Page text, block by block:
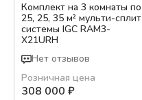
Комплект на 3 комнаты по
25, 25, 35 м² мульти-сплит
системы IGC RAM3-
X21URH
Нет отзывов
Розничная цена
308 000 ₽